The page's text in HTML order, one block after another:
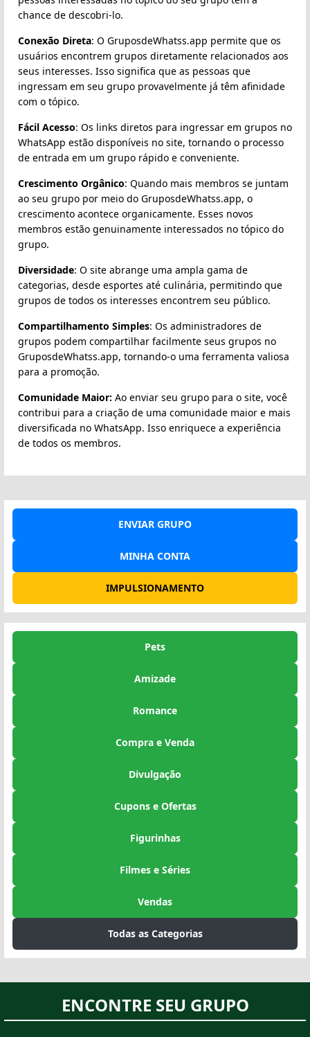
chance de descobri-lo.
Conexão Direta: O GruposdeWhatss.app permite que os
usuários encontrem grupos diretamente relacionados aos
seus interesses. Isso significa que as pessoas que
ingressam em seu grupo provavelmente já têm afinidade
com o tópico.
Fácil Acesso: Os links diretos para ingressar em grupos no
WhatsApp estão disponíveis no site, tornando o processo
de entrada em um grupo rápido e conveniente.
Crescimento Orgânico: Quando mais membros se juntam
ao seu grupo por meio do GruposdeWhatss.app, o
crescimento acontece organicamente. Esses novos
membros estão genuinamente interessados no tópico do
grupo.
Diversidade: O site abrange uma ampla gama de
categorias, desde esportes até culinária, permitindo que
grupos de todos os interesses encontrem seu público.
Compartilhamento Simples: Os administradores de
grupos podem compartilhar facilmente seus grupos no
GruposdeWhatss.app, tornando-o uma ferramenta valiosa
para a promoção.
Comunidade Maior: Ao enviar seu grupo para o site, você
contribui para a criação de uma comunidade maior e mais
diversificada no WhatsApp. Isso enriquece a experiência
de todos os membros.
ENVIAR GRUPO
MINHA CONTA
IMPULSIONAMENTO
Pets
Amizade
Romance
Compra e Venda
Divulgação
Cupons e Ofertas
Figurinhas
Filmes e Séries
Vendas
Todas as Categorias
ENCONTRE SEU GRUPO